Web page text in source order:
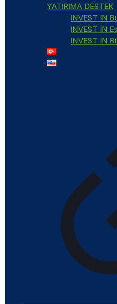
YATIRIMA DESTEK
INVEST IN
INVEST IN
INVEST IN